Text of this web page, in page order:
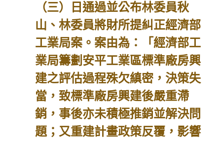
（三）日通過並公布林委員秋
山、林委員將財所提糾正經濟部
工業局案。案由為：「經濟部工
業局籌劃安平工業區標準廠房興
建之評估過程殊欠縝密，決策失
當，致標準廠房興建後嚴重滯
銷，事後亦未積極推銷並解決問
題；又重建計畫政策反覆，影響